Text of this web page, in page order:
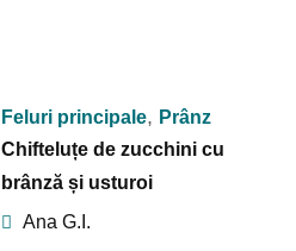
Feluri principale, Prânz
Chifteluțe de zucchini cu
brânză și usturoi
Ana G.I.